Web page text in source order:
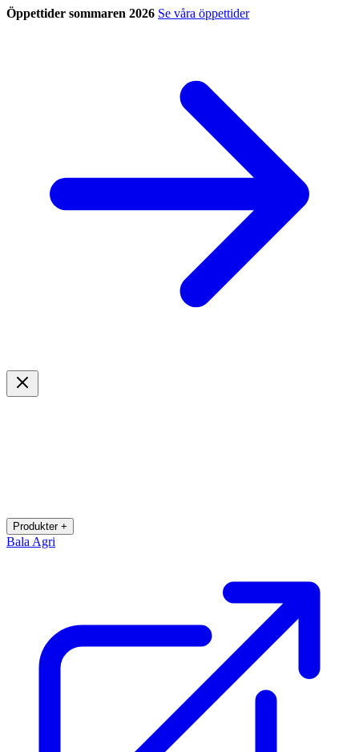
Öppettider sommaren 2026 Se våra öppettider
Produkter +
Bala Agri